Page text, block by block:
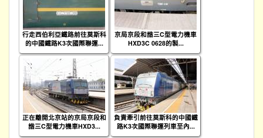
行走西伯利亞鐵路前往莫斯科
的中國鐵路K3次國際聯運...
京局京段和諧三C型電力機車
HXD3C 0628的製...
正在離開北京站的京局京段和
諧三C型電力機車HXD3...
負責牽引前往莫斯科的中國鐵
路K3次國際聯運列車至內...